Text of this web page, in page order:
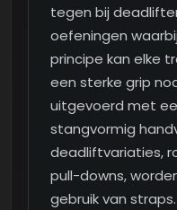
tegen bij
oefeningen
principe kan elke
een sterke grip
uitgevoerd met
stangvormig
deadliftvariaties,
pull-downs,
gebruik van